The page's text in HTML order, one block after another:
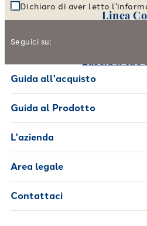
Linea
Aiutaci a migliorare i nostri
Dichiaro di aver letto
Seguici su:
Guida all'acquisto
Guida al Prodotto
L'azienda
Area legale
Contattaci